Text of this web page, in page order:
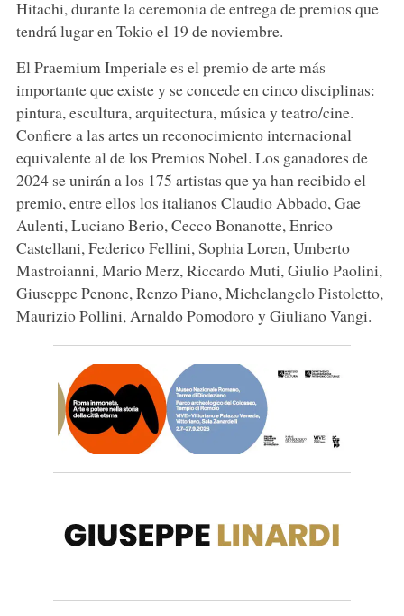
Hitachi, durante la ceremonia de entrega de premios que
tendrá lugar en Tokio el 19 de noviembre.
El Praemium Imperiale es el premio de arte más
importante que existe y se concede en cinco disciplinas:
pintura, escultura, arquitectura, música y teatro/cine.
Confiere a las artes un reconocimiento internacional
equivalente al de los Premios Nobel. Los ganadores de
2024 se unirán a los 175 artistas que ya han recibido el
premio, entre ellos los italianos Claudio Abbado, Gae
Aulenti, Luciano Berio, Cecco Bonanotte, Enrico
Castellani, Federico Fellini, Sophia Loren, Umberto
Mastroianni, Mario Merz, Riccardo Muti, Giulio Paolini,
Giuseppe Penone, Renzo Piano, Michelangelo Pistoletto,
Maurizio Pollini, Arnaldo Pomodoro y Giuliano Vangi.